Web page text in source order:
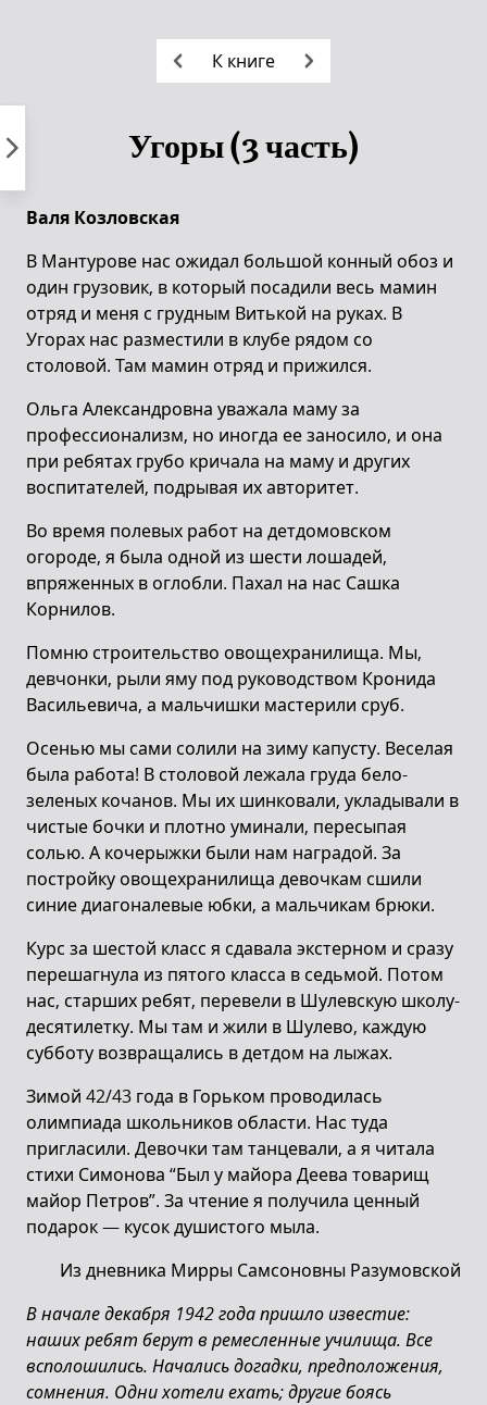
К книге
Угоры (3 часть)
Валя Козловская
В Мантурове нас ожидал большой конный обоз и
один грузовик, в который посадили весь мамин
отряд и меня с грудным Витькой на руках. В
Угорах нас разместили в клубе рядом со
столовой. Там мамин отряд и прижился.
Ольга Александровна уважала маму за
профессионализм, но иногда ее заносило, и она
при ребятах грубо кричала на маму и других
воспитателей, подрывая их авторитет.
Во время полевых работ на детдомовском
огороде, я была одной из шести лошадей,
впряженных в оглобли. Пахал на нас Сашка
Корнилов.
Помню строительство овощехранилища. Мы,
девчонки, рыли яму под руководством Кронида
Васильевича, а мальчишки мастерили сруб.
Осенью мы сами солили на зиму капусту. Веселая
была работа! В столовой лежала груда бело-
зеленых кочанов. Мы их шинковали, укладывали в
чистые бочки и плотно уминали, пересыпая
солью. А кочерыжки были нам наградой. За
постройку овощехранилища девочкам сшили
синие диагоналевые юбки, а мальчикам брюки.
Курс за шестой класс я сдавала экстерном и сразу
перешагнула из пятого класса в седьмой. Потом
нас, старших ребят, перевели в Шулевскую школу-
десятилетку. Мы там и жили в Шулево, каждую
субботу возвращались в детдом на лыжах.
Зимой 42/43 года в Горьком проводилась
олимпиада школьников области. Нас туда
пригласили. Девочки там танцевали, а я читала
стихи Симонова “Был у майора Деева товарищ
майор Петров”. За чтение я получила ценный
подарок — кусок душистого мыла.
Из дневника Мирры Самсоновны Разумовской
В начале декабря 1942 года пришло известие:
наших ребят берут в ремесленные училища. Все
всполошились. Начались догадки, предположения,
сомнения. Одни хотели ехать; другие боясь